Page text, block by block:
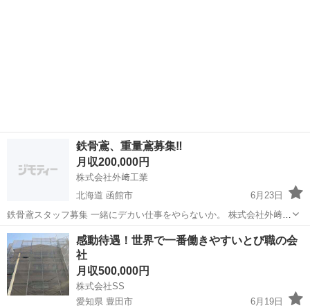
鉄骨鳶、重量鳶募集‼️
月収200,000円
株式会社外﨑工業
北海道 函館市
6月23日
鉄骨鳶スタッフ募集 一緒にデカい仕事をやらないか。 株式会社外﨑工
業では、事業拡大に伴い鉄骨鳶スタッフを募集しています。 未経験者
も経験者も歓迎。 仕事は簡単ではありません。 夏は暑く、冬は寒い。
高所作業もありま...
北海道 函館市 鳶職
感動待遇！世界で一番働きやすいとび職の会
社
月収500,000円
株式会社SS
愛知県 豊田市
6月19日